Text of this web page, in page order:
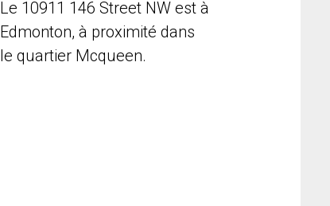
Le 10911 146 Street NW est à
Edmonton, à proximité dans
le quartier Mcqueen.